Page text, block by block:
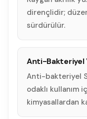
dirençlidir;
sürdürülür.
Anti-Bakteriyel
Anti-bakteriyel
odaklı kullanım
kimyasallardan